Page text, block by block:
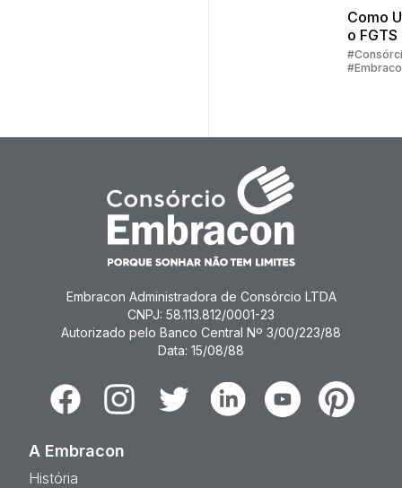
Imóveis
Como
o FGTS
Embracon Administradora de Consórcio LTDA
CNPJ: 58.113.812/0001-23
Autorizado pelo Banco Central Nº 3/00/223/88
Data: 15/08/88
FacebookInstagramTwitter LinkedinYoutubePinterest
A Embracon
História